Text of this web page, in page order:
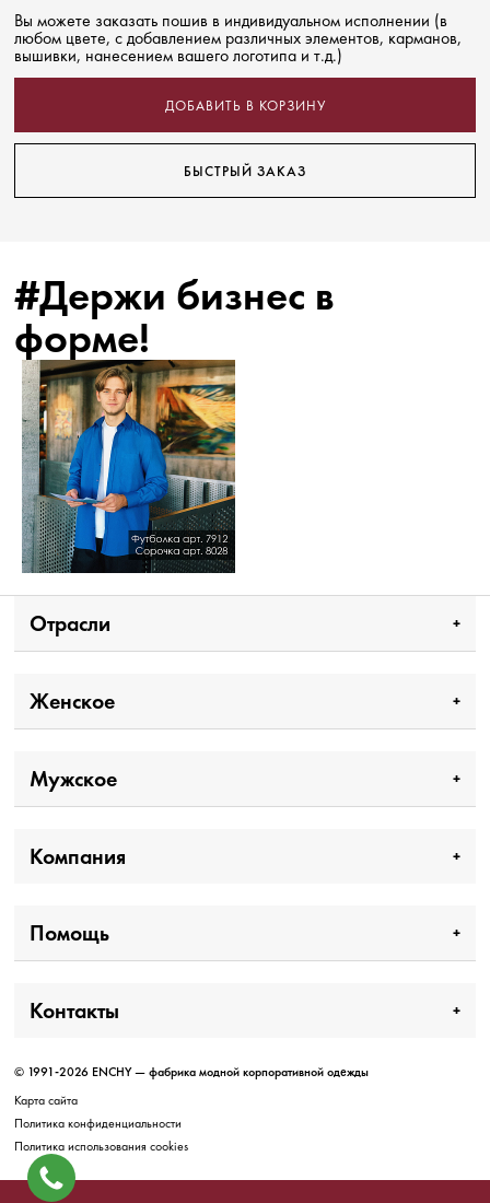
Вы можете заказать пошив в индивидуальном исполнении (в
любом цвете, с добавлением различных элементов, карманов,
вышивки, нанесением вашего логотипа и т.д.)
ДОБАВИТЬ В КОРЗИНУ
БЫСТРЫЙ ЗАКАЗ
#Держи бизнес в
форме!
Отрасли
Женское
Мужское
Компания
Помощь
Контакты
© 1991-2026 ENCHY — фабрика модной корпоративной одежды
Карта сайта
Политика конфиденциальности
Политика использования cookies